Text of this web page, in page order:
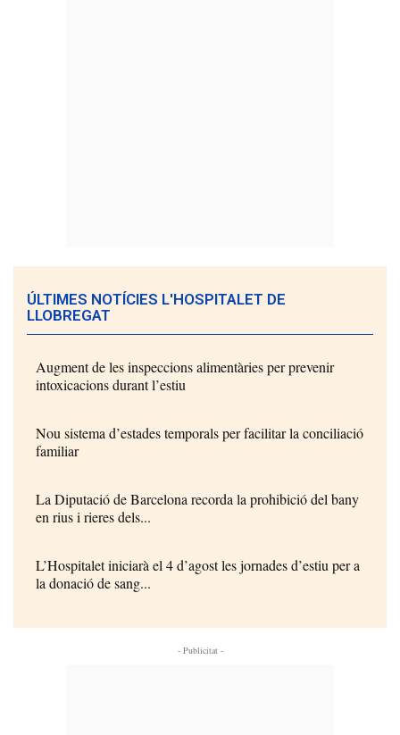
ÚLTIMES NOTÍCIES L'HOSPITALET DE
LLOBREGAT
Augment de les inspeccions alimentàries per prevenir
intoxicacions durant l’estiu
Nou sistema d’estades temporals per facilitar la conciliació
familiar
La Diputació de Barcelona recorda la prohibició del bany
en rius i rieres dels...
L’Hospitalet iniciarà el 4 d’agost les jornades d’estiu per a
la donació de sang...
- Publicitat -